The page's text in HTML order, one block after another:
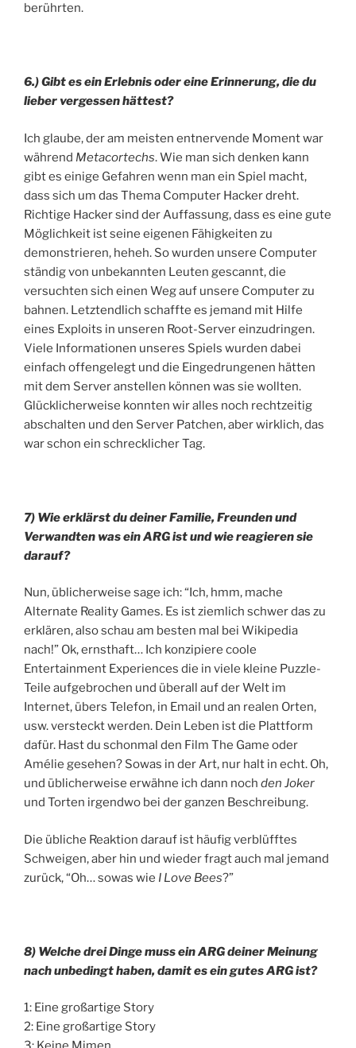
berührten.
6.) Gibt es ein Erlebnis oder eine Erinnerung, die du
lieber vergessen hättest?
Ich glaube, der am meisten entnervende Moment war
während Metacortechs. Wie man sich denken kann
gibt es einige Gefahren wenn man ein Spiel macht,
dass sich um das Thema Computer Hacker dreht.
Richtige Hacker sind der Auffassung, dass es eine gute
Möglichkeit ist seine eigenen Fähigkeiten zu
demonstrieren, heheh. So wurden unsere Computer
ständig von unbekannten Leuten gescannt, die
versuchten sich einen Weg auf unsere Computer zu
bahnen. Letztendlich schaffte es jemand mit Hilfe
eines Exploits in unseren Root-Server einzudringen.
Viele Informationen unseres Spiels wurden dabei
einfach offengelegt und die Eingedrungenen hätten
mit dem Server anstellen können was sie wollten.
Glücklicherweise konnten wir alles noch rechtzeitig
abschalten und den Server Patchen, aber wirklich, das
war schon ein schrecklicher Tag.
7) Wie erklärst du deiner Familie, Freunden und
Verwandten was ein ARG ist und wie reagieren sie
darauf?
Nun, üblicherweise sage ich: “Ich, hmm, mache
Alternate Reality Games. Es ist ziemlich schwer das zu
erklären, also schau am besten mal bei Wikipedia
nach!” Ok, ernsthaft… Ich konzipiere coole
Entertainment Experiences die in viele kleine Puzzle-
Teile aufgebrochen und überall auf der Welt im
Internet, übers Telefon, in Email und an realen Orten,
usw. versteckt werden. Dein Leben ist die Plattform
dafür. Hast du schonmal den Film The Game oder
Amélie gesehen? Sowas in der Art, nur halt in echt. Oh,
und üblicherweise erwähne ich dann noch den Joker
und Torten irgendwo bei der ganzen Beschreibung.
Die übliche Reaktion darauf ist häufig verblüfftes
Schweigen, aber hin und wieder fragt auch mal jemand
zurück, “Oh… sowas wie I Love Bees?”
8) Welche drei Dinge muss ein ARG deiner Meinung
nach unbedingt haben, damit es ein gutes ARG ist?
1: Eine großartige Story
2: Eine großartige Story